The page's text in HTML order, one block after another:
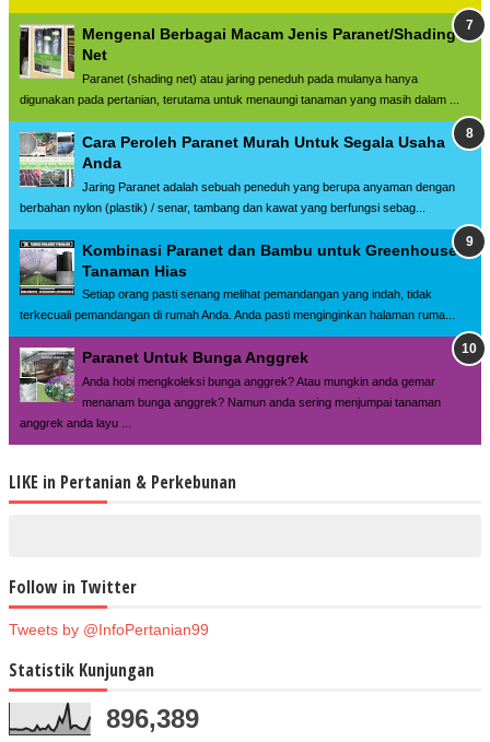
Mengenal Berbagai Macam Jenis Paranet/Shading
Net
Paranet (shading net) atau jaring peneduh pada mulanya hanya
digunakan pada pertanian, terutama untuk menaungi tanaman yang masih dalam ...
Cara Peroleh Paranet Murah Untuk Segala Usaha
Anda
Jaring Paranet adalah sebuah peneduh yang berupa anyaman dengan
berbahan nylon (plastik) / senar, tambang dan kawat yang berfungsi sebag...
Kombinasi Paranet dan Bambu untuk Greenhouse
Tanaman Hias
Setiap orang pasti senang melihat pemandangan yang indah, tidak
terkecuali pemandangan di rumah Anda. Anda pasti menginginkan halaman ruma...
Paranet Untuk Bunga Anggrek
Anda hobi mengkoleksi bunga anggrek? Atau mungkin anda gemar
menanam bunga anggrek? Namun anda sering menjumpai tanaman
anggrek anda layu ...
LIKE in Pertanian & Perkebunan
Follow in Twitter
Tweets by @InfoPertanian99
Statistik Kunjungan
896,389